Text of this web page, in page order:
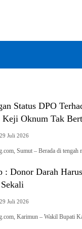
Status DPO
Keji Oknum Tak
29 Juli 2026
Sumut – Berada di tengah
: Donor Darah
29 Juli 2026
Karimun – Wakil Bupati